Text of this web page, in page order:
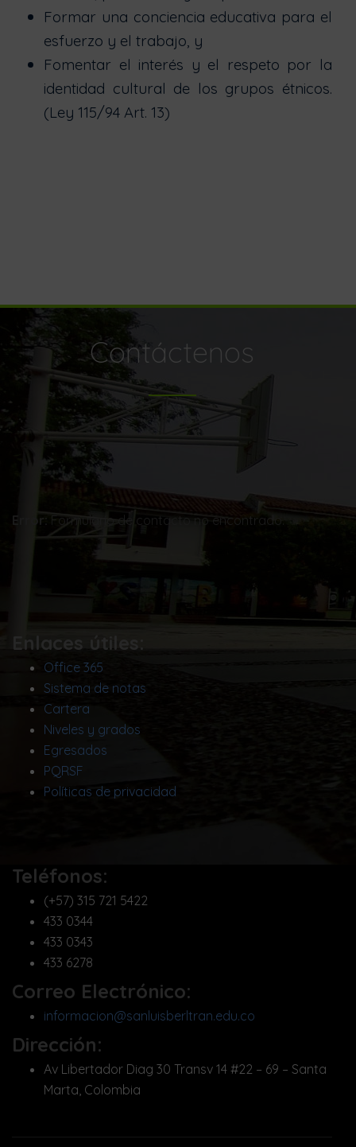
Formar una conciencia educativa para el
esfuerzo y el trabajo, y
Fomentar el interés y el respeto por la
identidad cultural de los grupos étnicos.
(Ley 115/94 Art. 13)
Contáctenos
Error: Formulario de contacto no encontrado.
Enlaces útiles:
Office 365
Sistema de notas
Cartera
Niveles y grados
Egresados
PQRSF
Políticas de privacidad
Teléfonos:
(+57) 315 721 5422
433 0344
433 0343
433 6278
Correo Electrónico:
informacion@sanluisberltran.edu.co
Dirección:
Av Libertador Diag 30 Transv 14 #22 – 69 – Santa
Marta, Colombia